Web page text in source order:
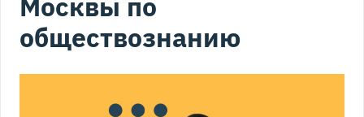
обществознанию